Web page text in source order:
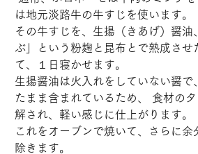
は地元淡路牛の牛すじを使います。
その牛すじを、生揚（きあげ）醤油
ぶ」という粉麹と昆布とで熟成させ
て、１日寝かせます。
生揚醤油は火入れをしていない醤で
たまま含まれているため、 食材の
解され、軽い感じに仕上がります。
これをオーブンで焼いて、さらに余
除きます。